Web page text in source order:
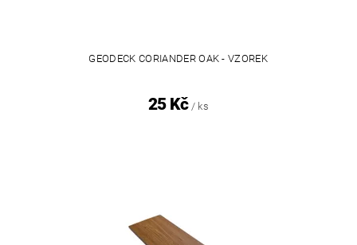
GEODECK CORIANDER OAK - VZOREK
25 Kč / ks